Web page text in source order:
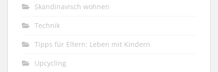
Skandinavisch wohnen
Technik
Tipps für Eltern: Leben mit Kindern
Upcycling